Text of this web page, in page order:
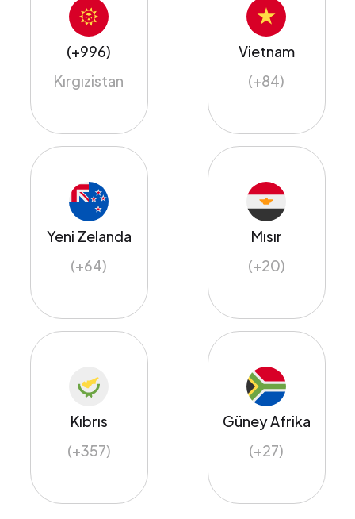
(+996)
Kırgızistan
Vietnam
(+84)
Yeni Zelanda
(+64)
Mısır
(+20)
Kıbrıs
(+357)
Güney Afrika
(+27)